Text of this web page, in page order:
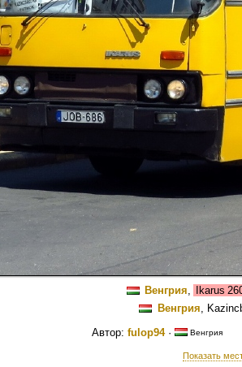
Венгрия, Ikarus
Венгрия,
Автор: fulop94· Венгрия
Показать